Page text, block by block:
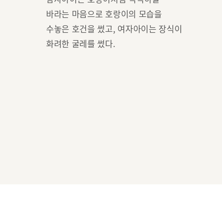
바라는 마음으로 호랑이의 모습을
수놓은 호건을 썼고, 여자아이는 장식이
화려한 굴레를 썼다.